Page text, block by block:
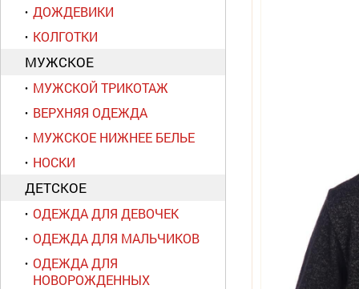
ДОЖДЕВИКИ
КОЛГОТКИ
МУЖСКОЕ
МУЖСКОЙ ТРИКОТАЖ
ВЕРХНЯЯ ОДЕЖДА
МУЖСКОЕ НИЖНЕЕ БЕЛЬЕ
НОСКИ
ДЕТСКОЕ
ОДЕЖДА ДЛЯ ДЕВОЧЕК
ОДЕЖДА ДЛЯ МАЛЬЧИКОВ
ОДЕЖДА ДЛЯ
НОВОРОЖДЕННЫХ